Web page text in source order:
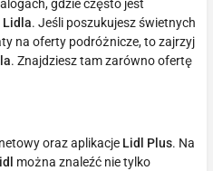
gdzie często jest
Lidla. Jeśli poszukujesz świetnych
na oferty podróżnicze, to zajrzyj
. Znajdziesz tam zarówno ofertę
oraz aplikacje Lidl Plus. Na
można znaleźć nie tylko